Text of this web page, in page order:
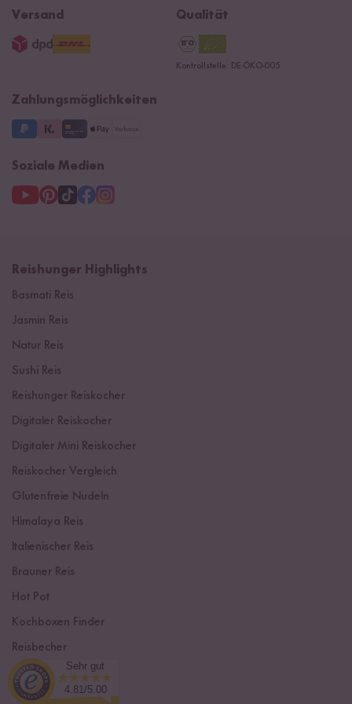
Navacopah
15 Jahre Reishunger
B2B
Jobs
Datenschutzerklärung
3 Jahre Garantie
Versand Qualität
Kontrollstelle: DE-ÖKO-005
Zahlungsmöglichkeiten
Soziale Medien
Reishunger Highlights
Basmati Reis
Jasmin Reis
Natur Reis
Sushi Reis
Reishunger Reiskocher
Digitaler Reiskocher
Digitaler Mini Reiskocher
Reiskocher Vergleich
Glutenfreie Nudeln
Himalaya Reis
Italienischer Reis
Brauner Reis
Hot Pot
Kochboxen Finder
Reisbecher
Sushi Einsteiger Box
Sehr gut
4.81/5.00